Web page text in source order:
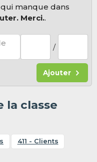
qui manque dans
Merci..
/
Ajouter
la classe
411 - Clients